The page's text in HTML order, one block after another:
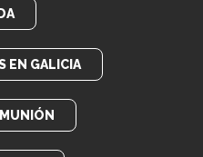
EN GALICIA